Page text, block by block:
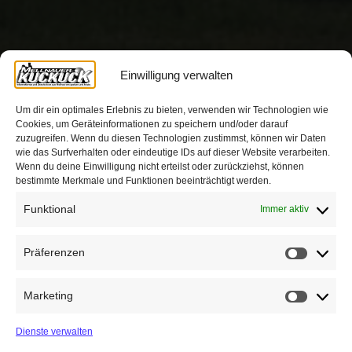
Einwilligung verwalten
Um dir ein optimales Erlebnis zu bieten, verwenden wir Technologien wie
Cookies, um Geräteinformationen zu speichern und/oder darauf
zuzugreifen. Wenn du diesen Technologien zustimmst, können wir Daten
wie das Surfverhalten oder eindeutige IDs auf dieser Website verarbeiten.
Wenn du deine Einwilligung nicht erteilst oder zurückziehst, können
bestimmte Merkmale und Funktionen beeinträchtigt werden.
Funktional Immer aktiv
Präferenzen
Marketing
Dienste verwalten